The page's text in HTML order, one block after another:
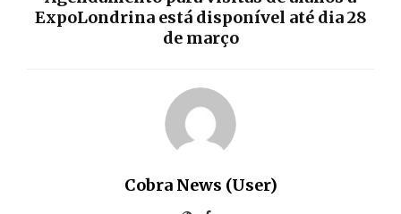
ExpoLondrina está disponível até dia 28
de março
Cobra News (User)